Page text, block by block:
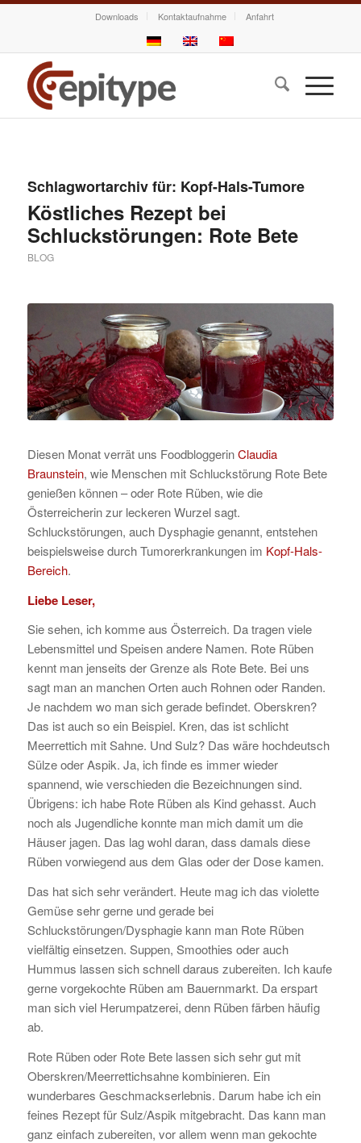
Downloads Kontaktaufnahme Anfahrt
Schlagwortarchiv für: Kopf-Hals-Tumore
Köstliches Rezept bei
Schluckstörungen: Rote Bete
BLOG
Diesen Monat verrät uns FoodbloggerinClaudia
Braunstein, wie Menschen mit Schluckstörung Rote Bete
genießen können – oder Rote Rüben, wie die
Österreicherin zur leckeren Wurzel sagt.
Schluckstörungen, auch Dysphagie genannt, entstehen
beispielsweise durch Tumorerkrankungen im Kopf-Hals-
Bereich.
Liebe Leser,
Sie sehen, ich komme aus Österreich. Da tragen viele
Lebensmittel und Speisen andere Namen. Rote Rüben
kennt man jenseits der Grenze als Rote Bete. Bei uns
sagt man an manchen Orten auch Rohnen oder Randen.
Je nachdem wo man sich gerade befindet. Oberskren?
Das ist auch so ein Beispiel. Kren, das ist schlicht
Meerrettich mit Sahne. Und Sulz? Das wäre hochdeutsch
Sülze oder Aspik. Ja, ich finde es immer wieder
spannend, wie verschieden die Bezeichnungen sind.
Übrigens: ich habe Rote Rüben als Kind gehasst. Auch
noch als Jugendliche konnte man mich damit um die
Häuser jagen. Das lag wohl daran, dass damals diese
Rüben vorwiegend aus dem Glas oder der Dose kamen.
Das hat sich sehr verändert. Heute mag ich das violette
Gemüse sehr gerne und gerade bei
Schluckstörungen/Dysphagie kann man Rote Rüben
vielfältig einsetzen. Suppen, Smoothies oder auch
Hummus lassen sich schnell daraus zubereiten. Ich kaufe
gerne vorgekochte Rüben am Bauernmarkt. Da erspart
man sich viel Herumpatzerei, denn Rüben färben häufig
ab.
Rote Rüben oder Rote Bete lassen sich sehr gut mit
Oberskren/Meerrettichsahne kombinieren. Ein
wunderbares Geschmackserlebnis. Darum habe ich ein
feines Rezept für Sulz/Aspik mitgebracht. Das kann man
ganz einfach zubereiten, vor allem wenn man gekochte